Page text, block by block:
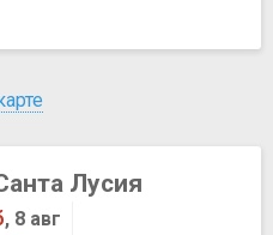
Лусия
, 8 авг